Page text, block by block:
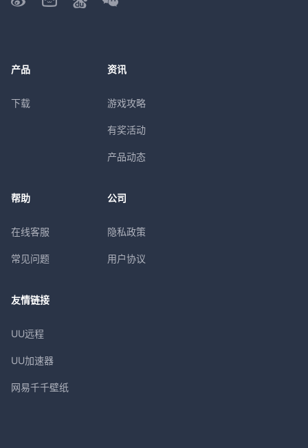
产品
下载
资讯
游戏攻略
有奖活动
产品动态
帮助
在线客服
常见问题
公司
隐私政策
用户协议
友情链接
UU远程
UU加速器
网易千千壁纸